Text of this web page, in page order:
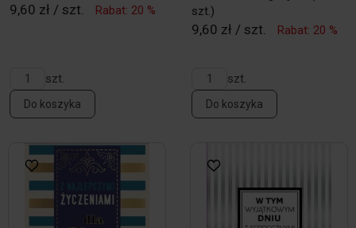
9,60 zł / szt. Rabat: 20 %
szt.
Do koszyka
szt.)
9,60 zł / szt. Rabat: 20 %
szt.
Do koszyka